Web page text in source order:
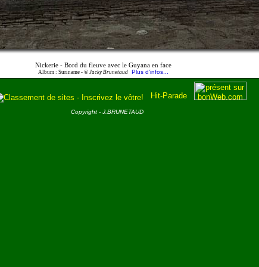
Nickerie - Bord du fleuve avec le Guyana en face
Album : Suriname - © Jacky Brunetaud Plus d'infos...
Copyright - J.BRUNETAUD